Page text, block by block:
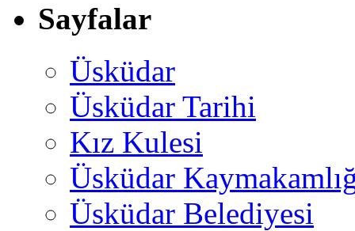
Sayfalar
Üsküdar
Üsküdar Tarihi
Kız Kulesi
Üsküdar
Üsküdar Belediyesi